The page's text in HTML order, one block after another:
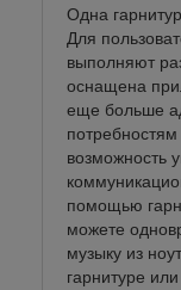
Одна
Для
выполняют
оснащена
еще больше
возможность
помощью
можете
музыку из
гарнитуре